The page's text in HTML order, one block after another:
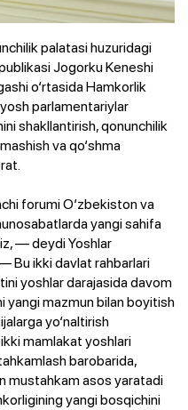
palatasi huzuridagi
Jogorku Keneshi
o‘rtasida Hamkorlik
parlamentariylar
shakllantirish, qonunchilik
va qo‘shma
forumi O‘zbekiston va
yangi sahifa
— deydi Yoshlar
Bu ikki davlat rahbarlari
yoshlar darajasida davom
mazmun bilan boyitish
yo‘naltirish
mamlakat yoshlari
barobarida,
mustahkam asos yaratadi
yangi bosqichini